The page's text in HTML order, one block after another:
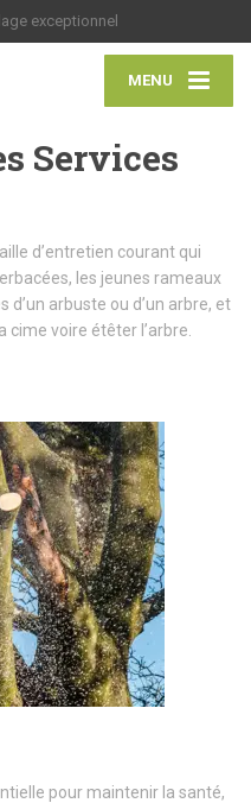
exceptionnel
MENU
Services
d’entretien courant qui
les jeunes rameaux
d’un arbuste ou d’un arbre, et
voire étêter l’arbre.
pour maintenir la santé,